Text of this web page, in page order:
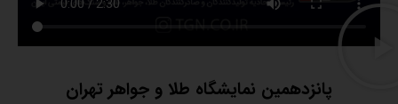
پانزدهمین نمایشگاه طلا و جواهر تهران